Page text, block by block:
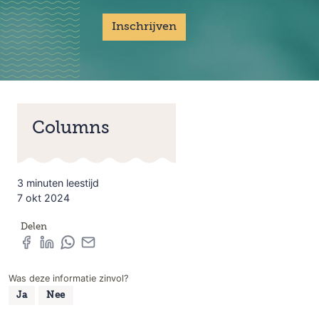
Inschrijven
Columns
3 minuten leestijd
7 okt 2024
Delen
Was deze informatie zinvol?
Ja Nee